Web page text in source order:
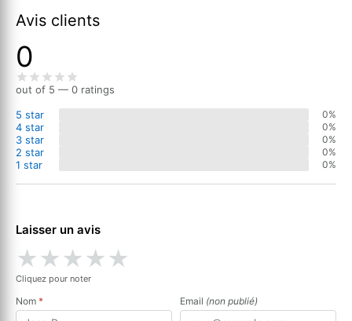
Avis clients
0
out of 5 — 0 ratings
5 star
0%
4 star 0%
3 star 0%
2 star 0%
1 star 0%
Laisser un avis
★★★★★
Cliquez pour noter
Nom * Email (non publié)